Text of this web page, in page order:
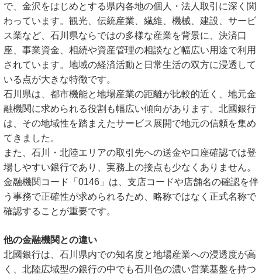
で、金沢をはじめとする県内各地の個人・法人取引に深く関
わっています。観光、伝統産業、繊維、機械、建設、サービ
ス業など、石川県ならではの多様な産業を背景に、決済口
座、事業資金、相続や資産管理の相談など幅広い用途で利用
されています。地域の経済活動と日常生活の双方に浸透して
いる点が大きな特徴です。
石川県は、都市機能と地場産業の距離が比較的近く、地元金
融機関に求められる役割も幅広い傾向があります。北國銀行
は、その地域性を踏まえたサービス展開で地元の信頼を集め
てきました。
また、石川・北陸エリアの取引先への送金や口座確認では登
場しやすい銀行であり、実務上の接点も少なくありません。
金融機関コード「0146」は、支店コードや店舗名の確認を伴
う事務で正確性が求められるため、略称ではなく正式名称で
確認することが重要です。
他の金融機関との違い
北國銀行は、石川県内での知名度と地場産業への浸透度が高
く、北陸広域型の銀行の中でも石川色の濃い営業基盤を持つ